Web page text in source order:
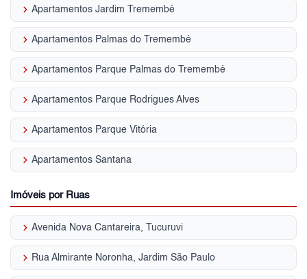
keyboard_arrow_right Apartamentos Jardim Tremembé
keyboard_arrow_right Apartamentos Palmas do Tremembé
keyboard_arrow_right Apartamentos Parque Palmas do Tremembé
keyboard_arrow_right Apartamentos Parque Rodrigues Alves
keyboard_arrow_right Apartamentos Parque Vitória
keyboard_arrow_right Apartamentos Santana
Imóveis por Ruas
keyboard_arrow_right Avenida Nova Cantareira, Tucuruvi
keyboard_arrow_right Rua Almirante Noronha, Jardim São Paulo